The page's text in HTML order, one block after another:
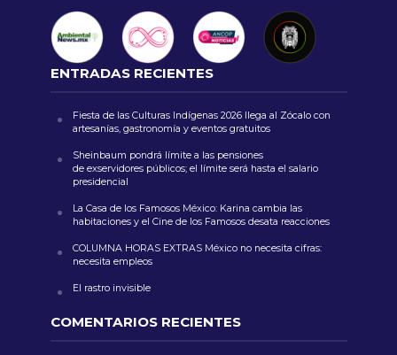
ENTRADAS RECIENTES
Fiesta de las Culturas Indígenas 2026 llega al Zócalo con
artesanías, gastronomía y eventos gratuitos
Sheinbaum pondrá límite a las pensiones
de exservidores públicos; el límite será hasta el salario
presidencial
La Casa de los Famosos México: Karina cambia las
habitaciones y el Cine de los Famosos desata reacciones
COLUMNA HORAS EXTRAS México no necesita cifras:
necesita empleos
El rastro invisible
COMENTARIOS RECIENTES